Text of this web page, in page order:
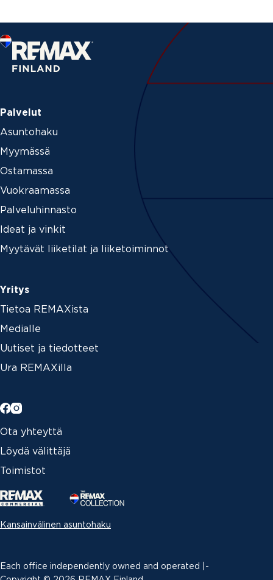
Palvelut
Asuntohaku
Myymässä
Ostamassa
Vuokraamassa
Palveluhinnasto
Ideat ja vinkit
Myytävät liiketilat ja liiketoiminnot
Yritys
Tietoa REMAXista
Medialle
Uutiset ja tiedotteet
Ura REMAXilla
Ota yhteyttä
Löydä välittäjä
Toimistot
Kansainvälinen asuntohaku
Each office independently owned and operated |­